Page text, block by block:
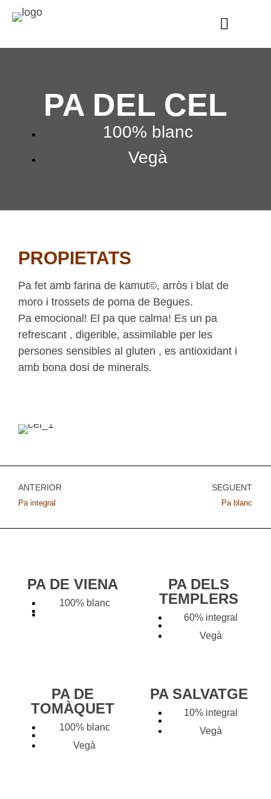
PA DEL CEL
100% blanc
Vegà
PROPIETATS
Pa fet amb farina de kamut©, arròs i blat de
moro i trossets de poma de Begues.
Pa emocional! El pa que calma! Es un pa
refrescant , digerible, assimilable per les
persones sensibles al gluten , es antioxidant i
amb bona dosi de minerals.
ANTERIOR
Pa integral
SEGÜENT
Pa blanc
PA DE VIENA
100% blanc
PA DELS
TEMPLERS
60% integral
Vegà
PA DE
TOMÀQUET
100% blanc
Vegà
PA SALVATGE
10% integral
Vegà